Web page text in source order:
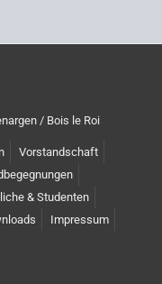
/ Bois le Roi
Vorstandschaft
& Studenten
Impressum